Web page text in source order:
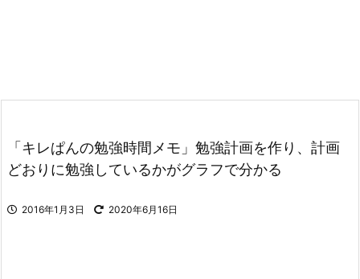
「キレぱんの勉強時間メモ」勉強計画を作り、計画
どおりに勉強しているかがグラフで分かる
2016年1月3日 2020年6月16日